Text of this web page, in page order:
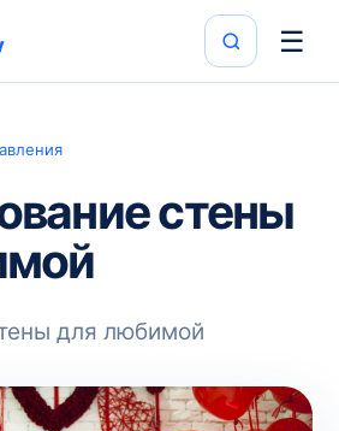
☰
стены
для любимой